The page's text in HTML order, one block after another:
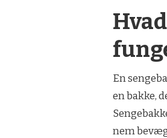
En
en bakke,
nem